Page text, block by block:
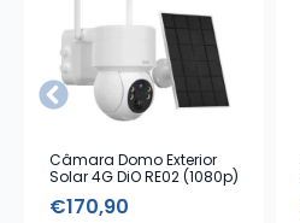
Câmara Domo Exterior
Solar 4G DiO RE02 (1080p)
€170,90